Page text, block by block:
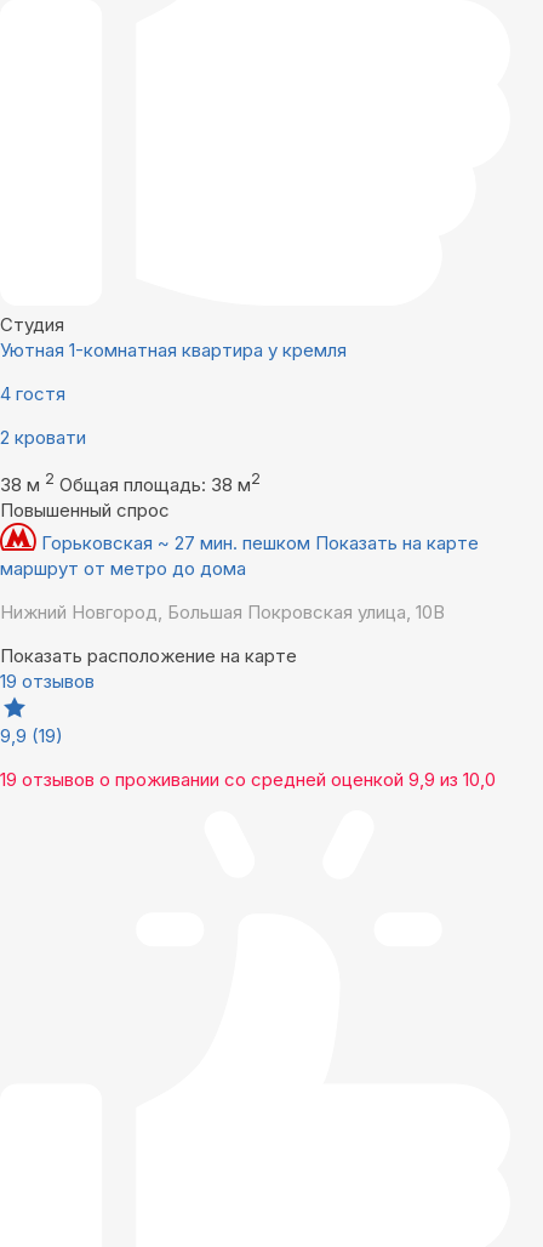
Студия
Уютная 1-комнатная квартира у кремля
4 гостя
2 кровати
38 м 2 Общая площадь: 38 м2
Повышенный спрос
Горьковская ~ 27 мин. пешком Показать на карте
маршрут от метро до дома
Нижний Новгород, Большая Покровская улица, 10В
Показать расположение на карте
19 отзывов
9,9 (19)
19 отзывов о проживании со средней оценкой 9,9 из 10,0